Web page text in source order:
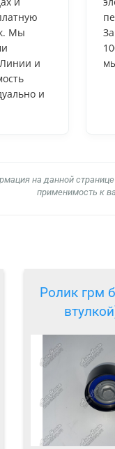
Мы
и
и
на данной
применимость к
Ролик грм